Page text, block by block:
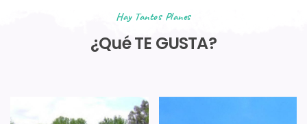
Hay Tantos Planes
¿Qué TE GUSTA?